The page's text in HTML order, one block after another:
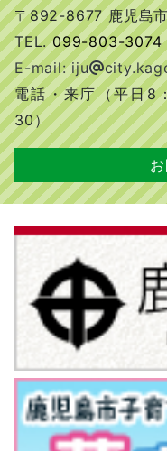
〒892-8677 鹿児島
TEL.099-803-3074
E-mail: iju
電話・来庁（平日8
30）